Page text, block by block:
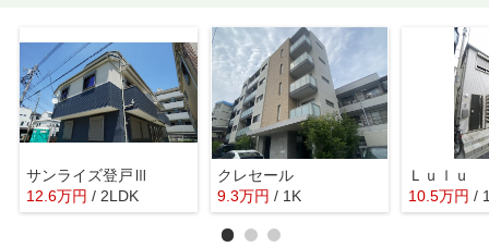
サンライズ登戸Ⅲ
12.6万円 / 2LDK
クレセール
9.3万円 / 1K
Ｌｕｌｕ
10.5万円 /